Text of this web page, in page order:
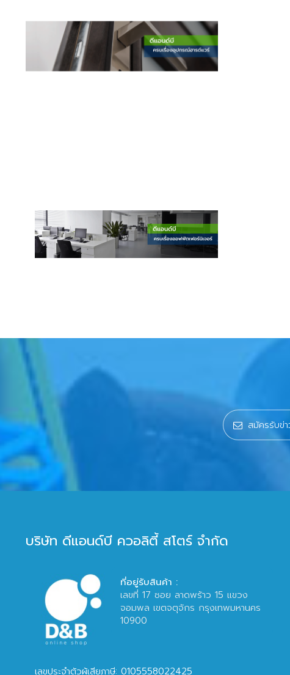
บริษัท ดีแอนด์บี ควอลิตี้ สโตร์ จำกัด
ที่อยู่รับสินค้า :
เลขที่ 17 ซอย ลาดพร้าว 15 แขวง
จอมพล เขตจตุจักร กรุงเทพมหานคร
10900
เลขประจำตัวผู้เสียภาษี: 0105558022425